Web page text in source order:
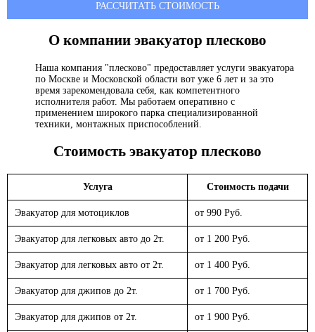
РАССЧИТАТЬ СТОИМОСТЬ
О компании эвакуатор плесково
Наша компания "плесково" предоставляет услуги эвакуатора
по Москве и Московской области вот уже 6 лет и за это
время зарекомендовала себя, как компетентного
исполнителя работ. Мы работаем оперативно с
применением широкого парка специализированной
техники, монтажных приспособлений.
Стоимость эвакуатор плесково
Услуга Стоимость подачи
Эвакуатор для мотоциклов от 990 Руб.
Эвакуатор для легковых авто до 2т. от 1 200 Руб.
Эвакуатор для легковых авто от 2т. от 1 400 Руб.
Эвакуатор для джипов до 2т. от 1 700 Руб.
Эвакуатор для джипов от 2т. от 1 900 Руб.